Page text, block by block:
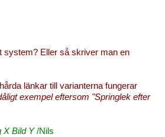
system? Eller så skriver man en
länkar till varianterna fungerar
exempel eftersom "Springlek efter
X Bild Y/Nils